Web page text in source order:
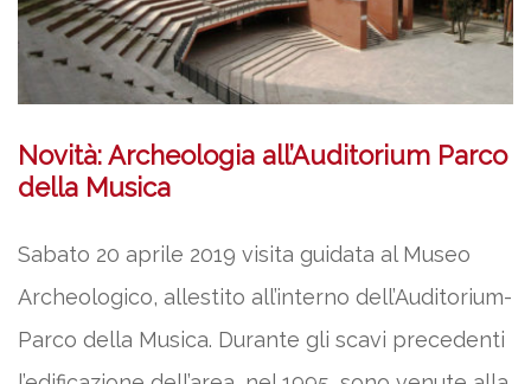
Novità: Archeologia all’Auditorium Parco
della Musica
Sabato 20 aprile 2019 visita guidata al Museo
Archeologico, allestito all’interno dell’Auditorium-
Parco della Musica. Durante gli scavi precedenti